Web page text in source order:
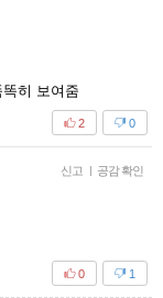
히 보여줌
0
2
신고 공감 확인
1
0